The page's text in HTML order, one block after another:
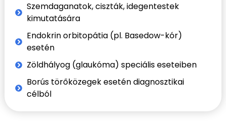
Szemdaganatok, ciszták, idegentestek
kimutatására
Endokrin orbitopátia (pl. Basedow-kór)
esetén
Zöldhályog (glaukóma) speciális eseteiben
Borús törőközegek esetén diagnosztikai
célból